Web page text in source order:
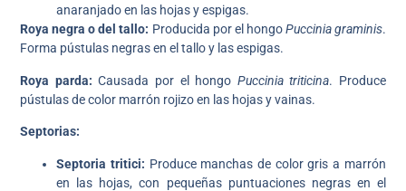
anaranjado en las hojas y espigas.
Roya negra o del tallo: Producida por el hongoPuccinia graminis.
Forma pústulas negras en el tallo y las espigas.
Roya parda: Causada por el hongo Puccinia triticina. Produce
pústulas de color marrón rojizo en las hojas y vainas.
Septorias:
Septoria tritici: Produce manchas de color gris a marrón
en las hojas, con pequeñas puntuaciones negras en el